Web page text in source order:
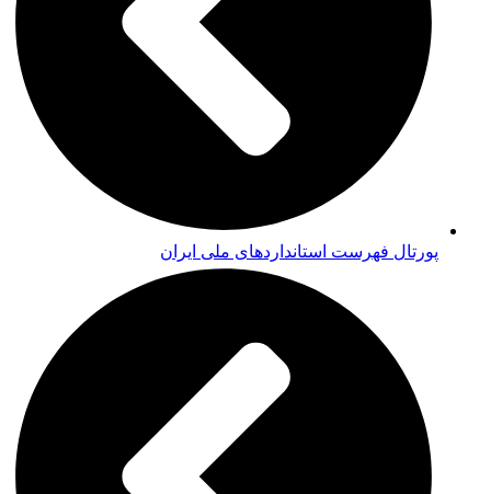
پورتال فهرست استانداردهای ملی ایران